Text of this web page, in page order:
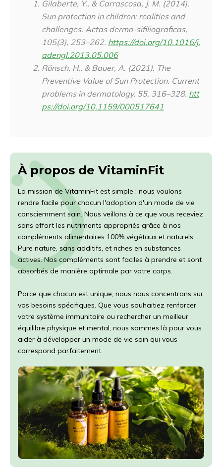
Gilaberte, Y., & Carrascosa, J. M. (2014).
Sun protection in children: realities and
challenges. Actas dermo-sifiliograficas,
105(3), 253–262. https://doi.org/10.1016/j.
adengl.2013.05.006
Rönsch, H., & Bauer, A. (2021). The
Preventive Value of Sun Protection. Current
problems in dermatology, 55, 316–328. htt
ps://doi.org/10.1159/000517641
À propos de VitaminFit
La mission de VitaminFit est simple : nous voulons
rendre facile pour chacun l'adoption d'un mode de vie
consciemment sain. Nous veillons à ce que vous receviez
sans effort les nutriments appropriés grâce à nos
compléments alimentaires 100% végétaux et naturels.
Pure nature, sans additifs, et riches en substances
actives. Nos compléments sont faciles à prendre et sont
absorbés de manière optimale par votre corps.
Parce que chacun est unique, nous nous concentrons sur
vos besoins spécifiques. Que vous souhaitiez renforcer
votre système immunitaire ou rechercher un meilleur
équilibre physique et mental, nous sommes là pour vous
aider à développer un mode de vie sain qui vous
correspond parfaitement.